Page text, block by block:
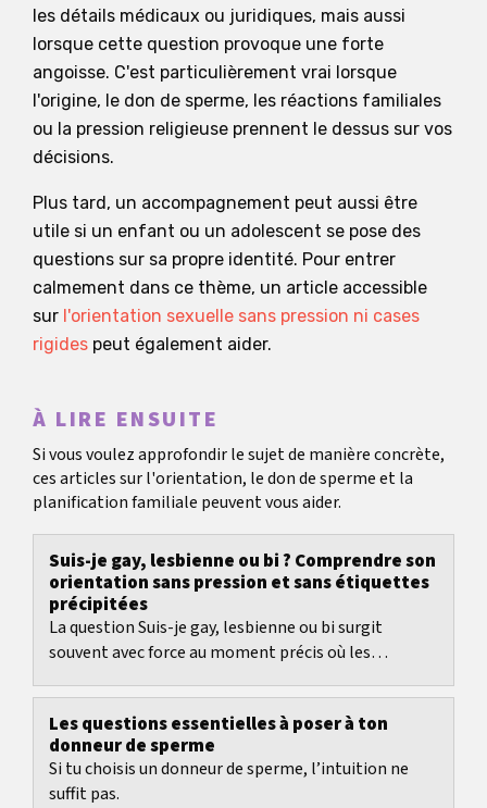
les détails médicaux ou juridiques, mais aussi
lorsque cette question provoque une forte
angoisse. C'est particulièrement vrai lorsque
l'origine, le don de sperme, les réactions familiales
ou la pression religieuse prennent le dessus sur vos
décisions.
Plus tard, un accompagnement peut aussi être
utile si un enfant ou un adolescent se pose des
questions sur sa propre identité. Pour entrer
calmement dans ce thème, un article accessible
sur l'orientation sexuelle sans pression ni cases
rigides peut également aider.
À LIRE ENSUITE
Si vous voulez approfondir le sujet de manière concrète,
ces articles sur l'orientation, le don de sperme et la
planification familiale peuvent vous aider.
Suis-je gay, lesbienne ou bi ? Comprendre son
orientation sans pression et sans étiquettes
précipitées
La question Suis-je gay, lesbienne ou bi surgit
souvent avec force au moment précis où les
correspondent...
Les questions essentielles à poser à ton
donneur de sperme
Si tu choisis un donneur de sperme, l’intuition ne
suffit pas.